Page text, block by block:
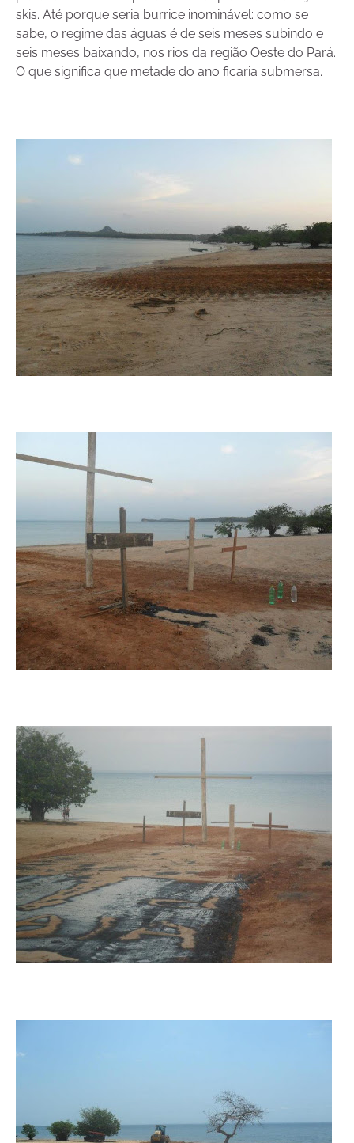
skis. Até porque seria burrice inominável: como se
sabe, o regime das águas é de seis meses subindo e
seis meses baixando, nos rios da região Oeste do Pará.
O que significa que metade do ano ficaria submersa.